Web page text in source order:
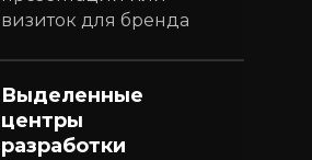
визиток для бренда
Выделенные
центры
разработки